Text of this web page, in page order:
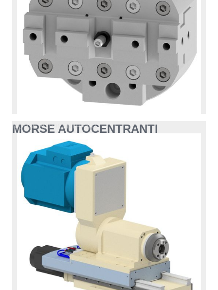
MORSE AUTOCENTRANTI
MORSE AUTOCENTRANTI